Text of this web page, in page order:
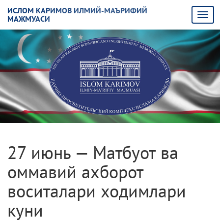
ИСЛОМ КАРИМОВ ИЛМИЙ-МАЪРИФИЙ
МАЖМУАСИ
27 июнь — Матбуот ва
оммавий ахборот
воситалари ходимлари
куни